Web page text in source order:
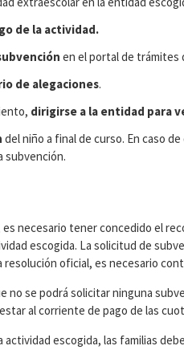
de la actividad.
en el portal de
de alegaciones.
dirigirse a la entidad para
del niño a final de curso. En caso
subvención.
necesario tener concedido el
escogida. La solicitud de
oficial, es necesario
se podrá solicitar ninguna
al corriente de pago de las
actividad escogida, las familias